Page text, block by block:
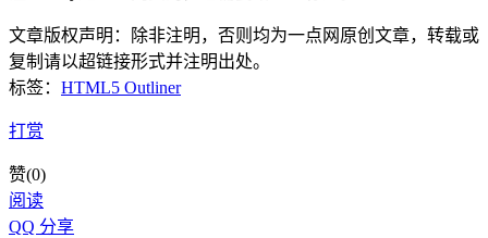
文章版权声明：除非注明，否则均为一点网 原创文章，转载或
复制请以超链接形式并注明出处。
标签： HTML5 Outliner
打赏
赞(0)
阅读
QQ 分享